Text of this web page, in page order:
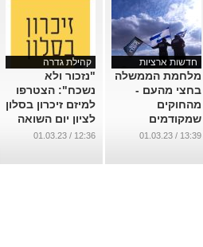
חדשות ארציות
מלחמת הממשלה
בחצי מהעם -
מהחוקים
שמקודמים
והמהומות
...
13:39 / 01.03.23
קהילת גדרה
"נזכור ולא
נשכח": הצטרפו
למיזם זיכרון בסלון
לציון יום השואה
...
12:36 / 01.03.23